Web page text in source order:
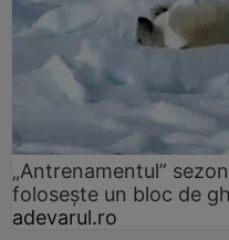
„Antrenamentul”
folosește un bloc de
adevarul.ro